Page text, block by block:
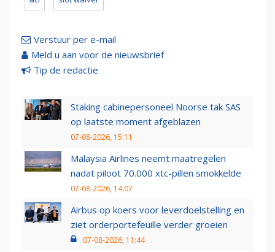
Verstuur per e-mail
Meld u aan voor de nieuwsbrief
Tip de redactie
Staking cabinepersoneel Noorse tak SAS
op laatste moment afgeblazen
07-08-2026, 15:11
Malaysia Airlines neemt maatregelen
nadat piloot 70.000 xtc-pillen smokkelde
07-08-2026, 14:07
Airbus op koers voor leverdoelstelling en
ziet orderportefeuille verder groeien
07-08-2026, 11:44